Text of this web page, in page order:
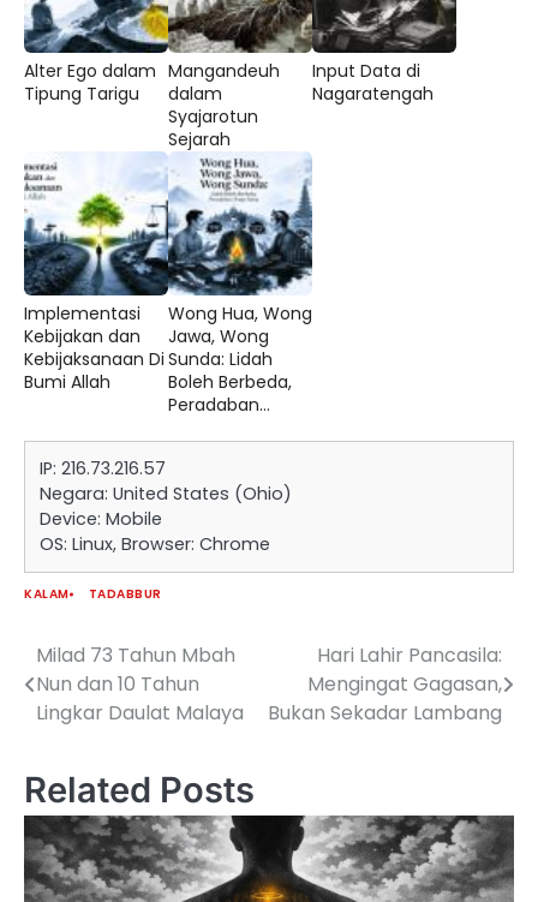
Alter Ego dalam
Tipung Tarigu
Mangandeuh
dalam
Syajarotun
Sejarah
Input Data di
Nagaratengah
Implementasi
Kebijakan dan
Kebijaksanaan Di
Bumi Allah
Wong Hua, Wong
Jawa, Wong
Sunda: Lidah
Boleh Berbeda,
Peradaban...
IP: 216.73.216.57
Negara: United States (Ohio)
Device: Mobile
OS: Linux, Browser: Chrome
KALAM TADABBUR
Navigasi
pos
Milad 73 Tahun Mbah
Nun dan 10 Tahun
Lingkar Daulat Malaya
Hari Lahir Pancasila:
Mengingat Gagasan,
Bukan Sekadar Lambang
Related Posts